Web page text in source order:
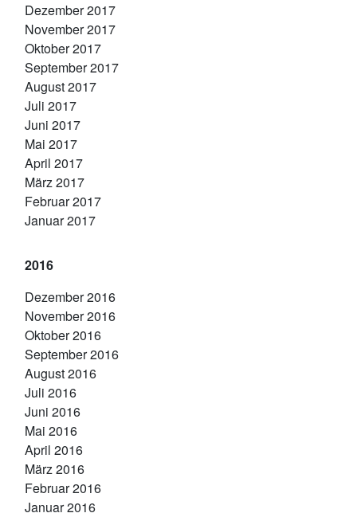
Dezember 2017
November 2017
Oktober 2017
September 2017
August 2017
Juli 2017
Juni 2017
Mai 2017
April 2017
März 2017
Februar 2017
Januar 2017
2016
Dezember 2016
November 2016
Oktober 2016
September 2016
August 2016
Juli 2016
Juni 2016
Mai 2016
April 2016
März 2016
Februar 2016
Januar 2016